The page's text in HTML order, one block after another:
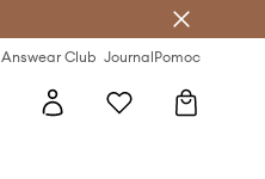
Answear Club JournalPomoc